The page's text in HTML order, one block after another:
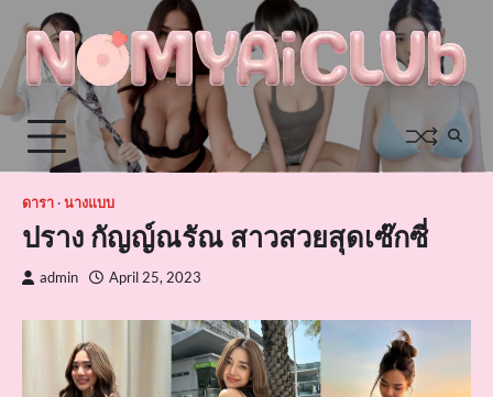
content
ดารา นางแบบ
ปราง กัญญ์ณรัณ สาวสวยสุดเซ๊กซี่
admin April 25, 2023